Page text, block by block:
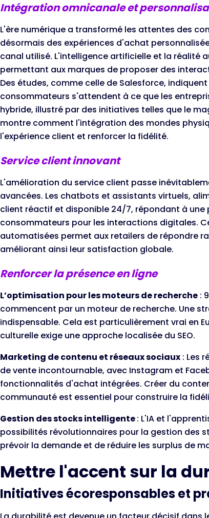
Intégration omnicanale et
L'ère numérique a transformé les attentes des
désormais des expériences d'achat
canal utilisé. L'intelligence artificielle et la réalité
permettant aux marques de proposer des
Des études, comme celle de Salesforce,
consommateurs s'attendent à ce que les
hybride, illustré par des initiatives telles que le
montre comment l'intégration des mondes
l'expérience client et renforcer la fidélité.
Service client innovant
L'amélioration du service client passe
avancées. Les chatbots et assistants virtuels,
client réactif et disponible 24/7, répondant à une
consommateurs pour les interactions digitales.
automatisées permet aux retailers de répondre
améliorant ainsi leur satisfaction globale.
Renforcer la présence en ligne
L’optimisation pour les moteurs de recherche :
commencent par un moteur de recherche. Une
indispensable. Cela est particulièrement vrai en
culturelle exige une approche localisée du SEO.
Marketing de contenu et réseaux sociaux : Les
de vente incontournable, avec Instagram et
fonctionnalités d'achat intégrées. Créer du
communauté est essentiel pour construire la
Gestion des stocks intelligente: L'IA et
possibilités révolutionnaires pour la gestion des
prévoir la demande et de réduire les surplus de
Mettre l'accent sur la
Initiatives écoresponsables et